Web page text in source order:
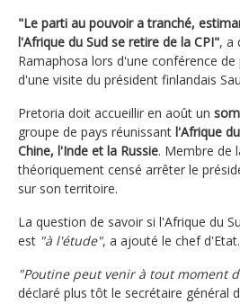
"Le parti au pouvoir a tranché,
l'Afrique du Sud se retire de la CPI", a
Ramaphosa lors d'une conférence de
d'une visite du président finlandais
Pretoria doit accueillir en août un
groupe de pays réunissant l'Afrique
Chine, l'Inde et la Russie. Membre de
théoriquement censé arrêter le
sur son territoire.
La question de savoir si l'Afrique du
est "à l'étude", a ajouté le chef d'Etat.
"Poutine peut venir à tout moment
déclaré plus tôt le secrétaire général